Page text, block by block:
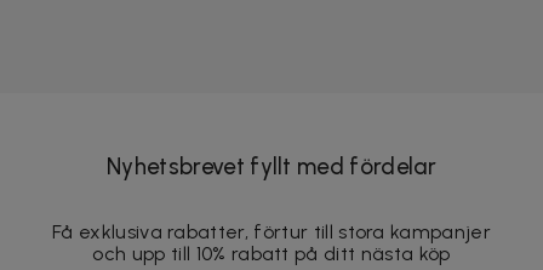
Nyhetsbrevet fyllt med fördelar
Få exklusiva rabatter, förtur till stora kampanjer
och upp till 10% rabatt på ditt nästa köp